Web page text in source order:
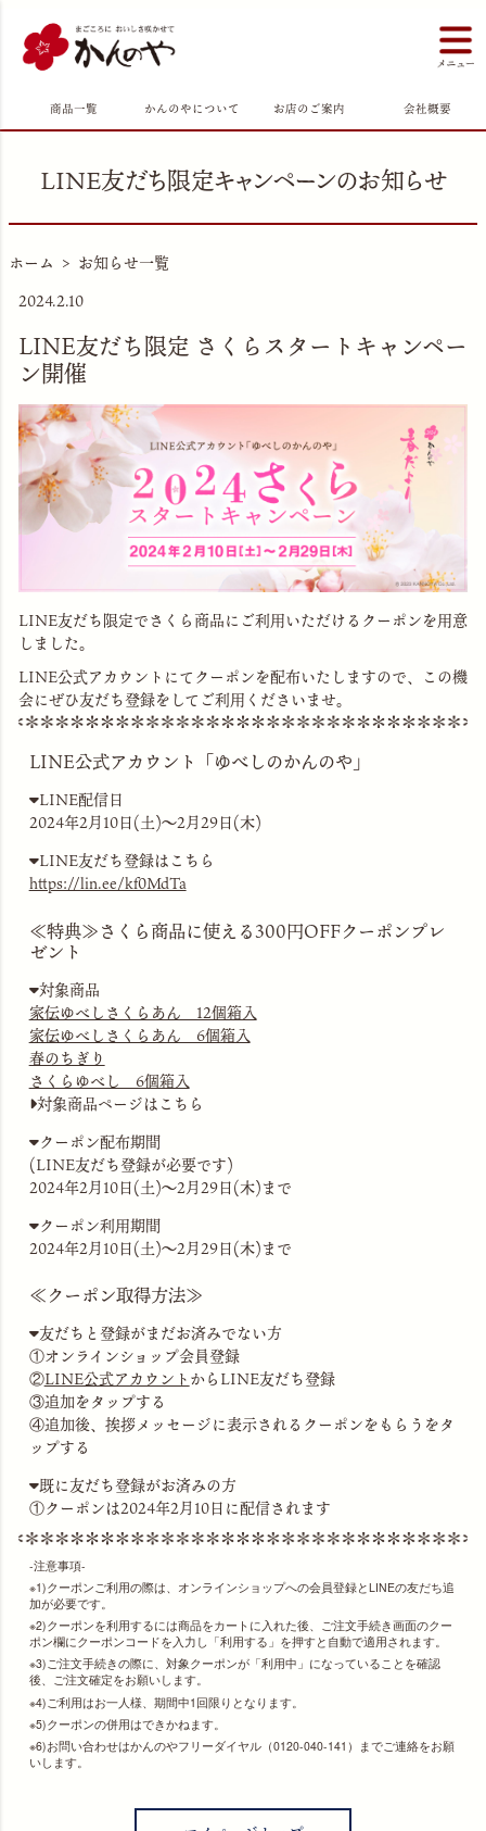
商品一覧 かんのやについて お店のご案内 会社概要
LINE友だち限定キャンペーンのお知らせ
ホーム
お知らせ一覧
2024.2.10
LINE友だち限定 さくらスタートキャンペー
ン開催
LINE友だち限定でさくら商品にご利用いただけるクーポンを用意
しました。
LINE公式アカウントにてクーポンを配布いたしますので、この機
会にぜひ友だち登録をしてご利用くださいませ。
LINE公式アカウント「ゆべしのかんのや」
LINE配信日
2024年2月10日(土)～2月29日(木)
LINE友だち登録はこちら
https://lin.ee/kf0MdTa
≪特典≫さくら商品に使える300円OFFクーポンプレ
ゼント
対象商品
家伝ゆべしさくらあん 12個箱入
家伝ゆべしさくらあん 6個箱入
春のちぎり
さくらゆべし 6個箱入
対象商品ページはこちら
クーポン配布期間
(LINE友だち登録が必要です)
2024年2月10日(土)～2月29日(木)まで
クーポン利用期間
2024年2月10日(土)～2月29日(木)まで
≪クーポン取得方法≫
友だちと登録がまだお済みでない方
①オンラインショップ会員登録
②LINE公式アカウントからLINE友だち登録
③追加をタップする
④追加後、挨拶メッセージに表示されるクーポンをもらうをタ
ップする
既に友だち登録がお済みの方
①クーポンは2024年2月10日に配信されます
‐注意事項-
1)クーポンご利用の際は、オンラインショップへの会員登録とLINEの友だち追
加が必要です。
2)クーポンを利用するには商品をカートに入れた後、ご注文手続き画面のクー
ポン欄にクーポンコードを入力し「利用する」を押すと自動で適用されます。
3)ご注文手続きの際に、対象クーポンが「利用中」になっていることを確認
後、ご注文確定をお願いします。
4)ご利用はお一人様、期間中1回限りとなります。
5)クーポンの併用はできかねます。
6)お問い合わせはかんのやフリーダイヤル（0120-040-141）までご連絡をお願
いします。